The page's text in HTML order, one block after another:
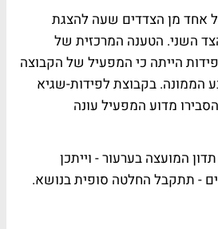
אחד מן הצדדים שעה להצגת
השני. הטענה המרכזית של
הייתה כי המפעיל של הקבוצה
הממונה. בקבוצת לפידות-שגיא
מדוע המפעיל עונה
המועצה בערעור - וייתכן
- תתקבל החלטה סופית בנושא.